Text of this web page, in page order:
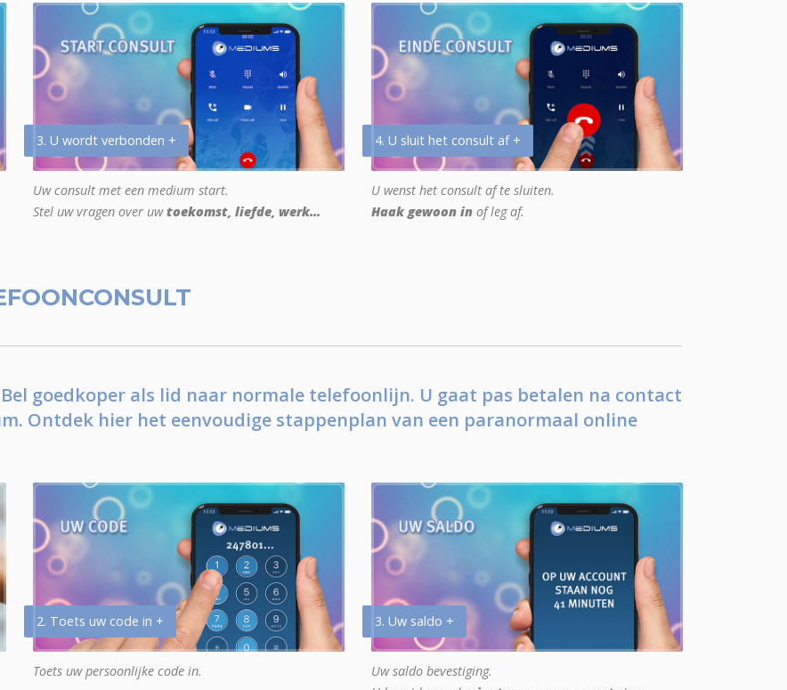
3. U wordt verbonden +
Uw consult met een medium start.
Stel uw vragen over uwtoekomst, liefde, werk...
4. U sluit het consult af +
U wenst het consult af te sluiten.
Haak gewoon in of leg af.
Bel goedkoper als lid naar normale telefoonlijn. U gaat pas betalen na contact
Ontdek hier het eenvoudige stappenplan van een paranormaal online
2. Toets uw code in +
Toets uw persoonlijke code in.
3. Uw saldo +
Uw saldo bevestiging.